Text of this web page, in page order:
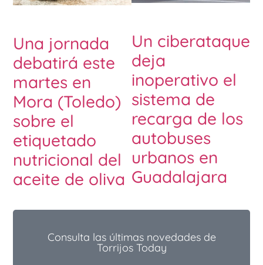
Una jornada
debatirá este
martes en
Mora (Toledo)
sobre el
etiquetado
nutricional del
aceite de oliva
Un ciberataque
deja
inoperativo el
sistema de
recarga de los
autobuses
urbanos en
Guadalajara
Consulta las últimas novedades de
Torrijos Today